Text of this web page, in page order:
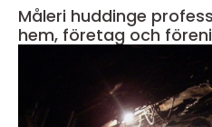
Måleri huddinge professionell målning för
hem, företag och